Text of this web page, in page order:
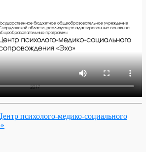
психолого-медико-социального